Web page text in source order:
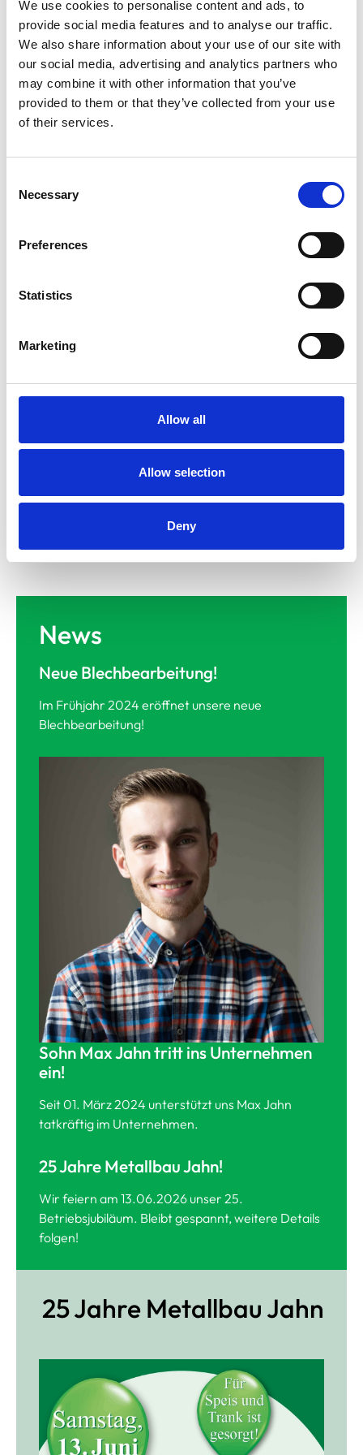
We use cookies to personalise content and ads, to
provide social media features and to analyse our traffic.
We also share information about your use of our site with
our social media, advertising and analytics partners who
may combine it with other information that you’ve
provided to them or that they’ve collected from your use
of their services.
Selection
Necessary
Preferences
Statistics
Marketing
Allow all
Allow selection
Deny
Metall. Die Kombination dieser Elemente ermöglicht
nicht nur die Schaffung äußerst praktischer und
langlebiger Gebäude, sondern auch solcher, in denen
man sich rundum wohlfühlt. Unsere Referenzen sind ein
lebendiges Zeugnis unserer Leidenschaft für Stahl- und
Metallbau, und sie zeigen, wie diese Materialien in
Unsere Projekte erstrecken sich über eine breite Palette
von verschiedensten Varianten und Kombinationen
beeindruckenden Stahlkonstruktionen, elegante
Balkone und Terrassen handelt, unsere Referenzen
News
Neue Blechbearbeitung!
Im Frühjahr 2024 eröffnet unsere neue
Blechbearbeitung!
Sohn Max Jahn tritt ins Unternehmen
ein!
Seit 01. März 2024 unterstützt uns Max Jahn
tatkräftig im Unternehmen.
25 Jahre Metallbau Jahn!
Wir feiern am 13.06.2026 unser 25.
Betriebsjubiläum. Bleibt gespannt, weitere Details
folgen!
25 Jahre Metallbau Jahn